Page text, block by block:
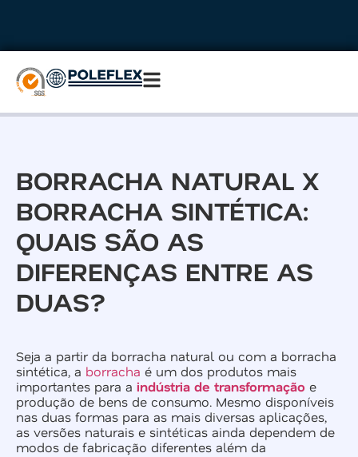
BORRACHA NATURAL X
BORRACHA SINTÉTICA:
QUAIS SÃO AS
DIFERENÇAS ENTRE AS
DUAS?
Seja a partir da borracha natural ou com a borracha
sintética, a borracha é um dos produtos mais
importantes para a indústria de transformação e
produção de bens de consumo. Mesmo disponíveis
nas duas formas para as mais diversas aplicações,
as versões naturais e sintéticas ainda dependem de
modos de fabricação diferentes além da